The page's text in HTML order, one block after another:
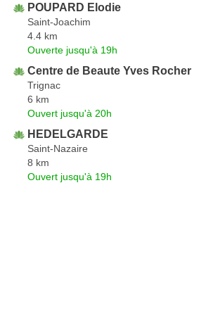
POUPARD Elodie
Saint-Joachim
4.4 km
Ouverte jusqu'à 19h
Centre de Beaute Yves Rocher
Trignac
6 km
Ouvert jusqu'à 20h
HEDELGARDE
Saint-Nazaire
8 km
Ouvert jusqu'à 19h